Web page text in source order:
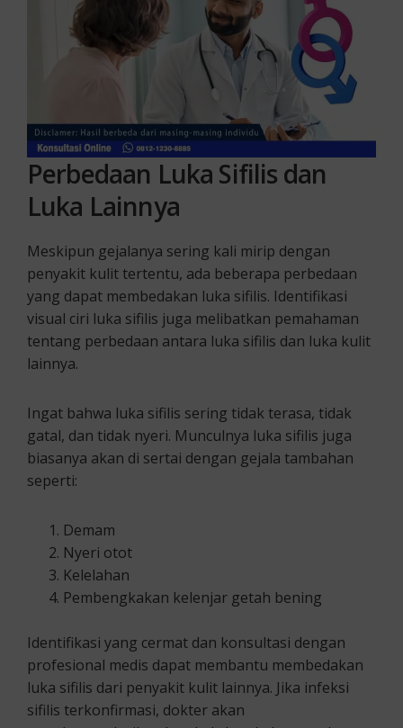
Perbedaan Luka Sifilis dan
Luka Lainnya
Meskipun gejalanya sering kali mirip dengan
penyakit kulit tertentu, ada beberapa perbedaan
yang dapat membedakan luka sifilis. Identifikasi
visual ciri luka sifilis juga melibatkan pemahaman
tentang perbedaan antara luka sifilis dan luka kulit
lainnya.
Ingat bahwa luka sifilis sering tidak terasa, tidak
gatal, dan tidak nyeri. Munculnya luka sifilis juga
biasanya akan di sertai dengan gejala tambahan
seperti:
Demam
Nyeri otot
Kelelahan
Pembengkakan kelenjar getah bening
Identifikasi yang cermat dan konsultasi dengan
profesional medis dapat membantu membedakan
luka sifilis dari penyakit kulit lainnya. Jika infeksi
sifilis terkonfirmasi, dokter akan